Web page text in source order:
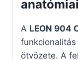
A LEON 904
ötvözete. A